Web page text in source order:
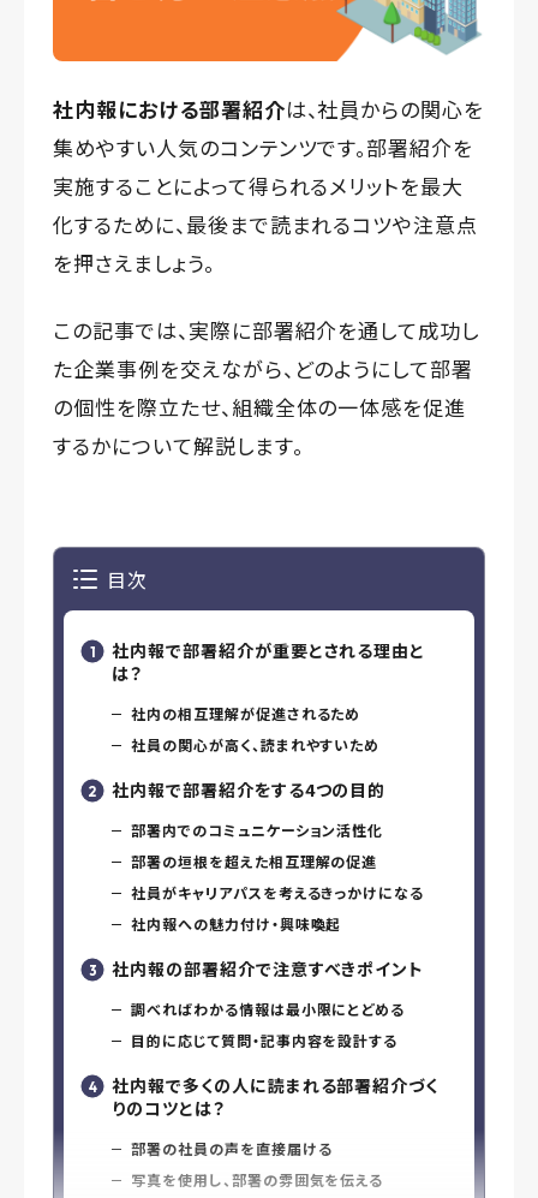
社内報における部署紹介は、社員からの関心を
集めやすい人気のコンテンツです。部署紹介を
実施することによって得られるメリットを最大
化するために、最後まで読まれるコツや注意点
を押さえましょう。
この記事では、実際に部署紹介を通して成功し
た企業事例を交えながら、どのようにして部署
の個性を際立たせ、組織全体の一体感を促進
するかについて解説します。
目次
社内報で部署紹介が重要とされる理由と
は？
社内の相互理解が促進されるため
社員の関心が高く、読まれやすいため
社内報で部署紹介をする4つの目的
部署内でのコミュニケーション活性化
部署の垣根を超えた相互理解の促進
社員がキャリアパスを考えるきっかけになる
社内報への魅力付け・興味喚起
社内報の部署紹介で注意すべきポイント
調べればわかる情報は最小限にとどめる
目的に応じて質問・記事内容を設計する
社内報で多くの人に読まれる部署紹介づく
りのコツとは？
部署の社員の声を直接届ける
写真を使用し、部署の雰囲気を伝える